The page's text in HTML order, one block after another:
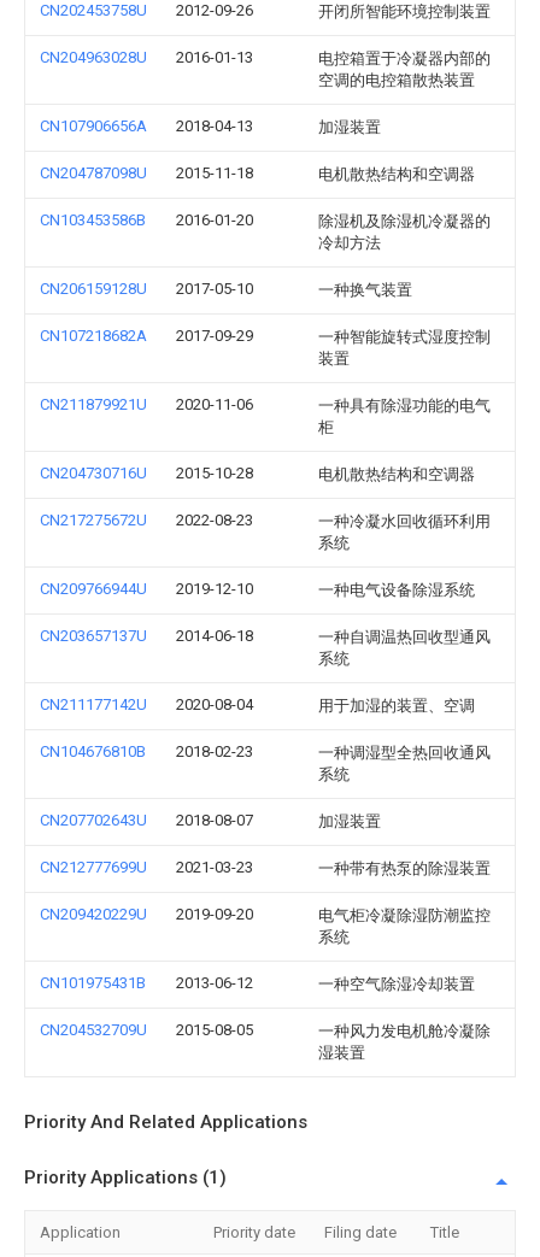
CN202453758U 2012-09-26 开闭所智能环境控制装置
CN204963028U 2016-01-13
电控箱置于冷凝器内部的
空调的电控箱散热装置
CN107906656A 2018-04-13 加湿装置
CN204787098U 2015-11-18 电机散热结构和空调器
CN103453586B 2016-01-20
除湿机及除湿机冷凝器的
冷却方法
CN206159128U 2017-05-10 一种换气装置
CN107218682A 2017-09-29
一种智能旋转式湿度控制
装置
CN211879921U 2020-11-06
一种具有除湿功能的电气
柜
CN204730716U 2015-10-28 电机散热结构和空调器
CN217275672U 2022-08-23
一种冷凝水回收循环利用
系统
CN209766944U 2019-12-10 一种电气设备除湿系统
CN203657137U 2014-06-18
一种自调温热回收型通风
系统
CN211177142U 2020-08-04 用于加湿的装置、空调
CN104676810B 2018-02-23
一种调湿型全热回收通风
系统
CN207702643U 2018-08-07 加湿装置
CN212777699U 2021-03-23 一种带有热泵的除湿装置
CN209420229U 2019-09-20
电气柜冷凝除湿防潮监控
系统
CN101975431B 2013-06-12 一种空气除湿冷却装置
CN204532709U 2015-08-05
一种风力发电机舱冷凝除
湿装置
Priority And Related Applications
Priority Applications (1)
Application Priority date Filing date Title